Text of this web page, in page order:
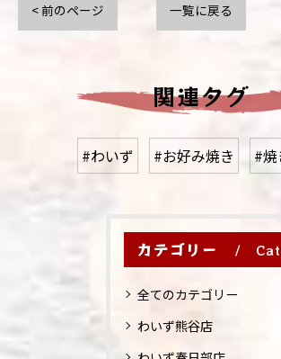
< 前のページ 一覧に戻る
関連タグ
#わいず #お好み焼き #
カテゴリー
全てのカテゴリー
わいず熊谷店